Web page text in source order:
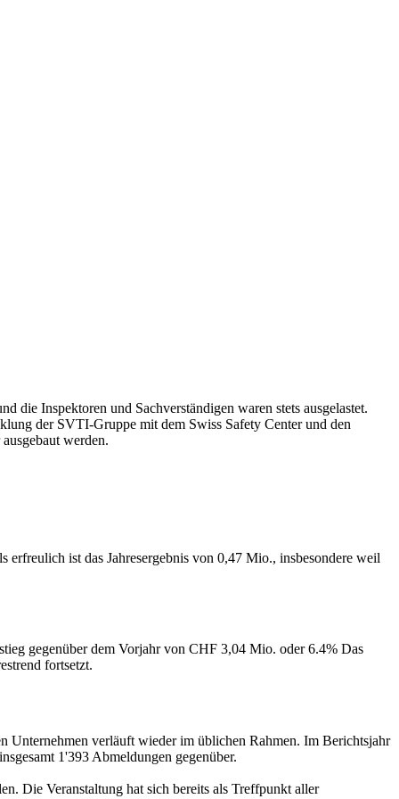
die Inspektoren und Sachverständigen waren stets ausgelastet.
der SVTI-Gruppe mit dem Swiss Safety Center und den
werden.
ist das Jahresergebnis von 0,47 Mio., insbesondere weil
gegenüber dem Vorjahr von CHF 3,04 Mio. oder 6.4% Das
fortsetzt.
Unternehmen verläuft wieder im üblichen Rahmen. Im Berichtsjahr
1'393 Abmeldungen gegenüber.
Die Veranstaltung hat sich bereits als Treffpunkt aller